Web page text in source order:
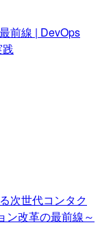
前線 | DevOps
次世代コンタク
ン改革の最前線～